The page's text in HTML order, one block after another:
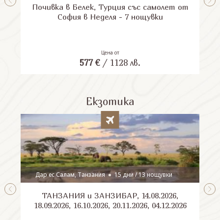
Почивка в Белек, Турция със самолет от
София в Неделя - 7 нощувки
Цена от
577 €/ 1128 лв.
Екзотика
Дар ес Салам, Танзания 15 дни / 13 нощувки
ТАНЗАНИЯ и ЗАНЗИБАР, 14.08.2026,
18.09.2026, 16.10.2026, 20.11.2026, 04.12.2026